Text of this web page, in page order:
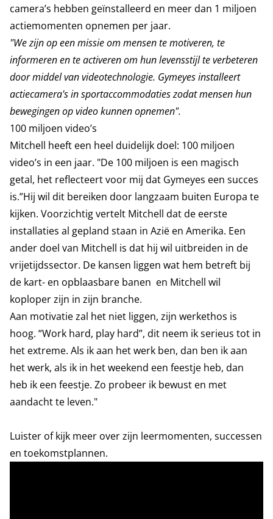
camera’s hebben geïnstalleerd en meer dan 1 miljoen
actiemomenten opnemen per jaar.
"We zijn op een missie om mensen te motiveren, te
informeren en te activeren om hun levensstijl te verbeteren
door middel van videotechnologie. Gymeyes installeert
actiecamera's in sportaccommodaties zodat mensen hun
bewegingen op video kunnen opnemen".
100 miljoen video’s
Mitchell heeft een heel duidelijk doel: 100 miljoen
video’s in een jaar. "De 100 miljoen is een magisch
getal, het reflecteert voor mij dat Gymeyes een succes
is.”Hij wil dit bereiken door langzaam buiten Europa te
kijken. Voorzichtig vertelt Mitchell dat de eerste
installaties al gepland staan in Azië en Amerika. Een
ander doel van Mitchell is dat hij wil uitbreiden in de
vrijetijdssector. De kansen liggen wat hem betreft bij
de kart- en opblaasbare banen en Mitchell wil
koploper zijn in zijn branche.
Aan motivatie zal het niet liggen, zijn werkethos is
hoog. “Work hard, play hard”, dit neem ik serieus tot in
het extreme. Als ik aan het werk ben, dan ben ik aan
het werk, als ik in het weekend een feestje heb, dan
heb ik een feestje. Zo probeer ik bewust en met
aandacht te leven."
Luister of kijk meer over zijn leermomenten, successen
en toekomstplannen.